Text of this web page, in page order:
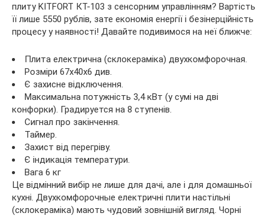
плиту KITFORT КТ-103 з сенсорним управлінням? Вартість
її лише 5550 рублів, зате економія енергії і безінерційність
процесу у наявності! Давайте подивимося на неї ближче:
Плита електрична (склокераміка) двухкомфорочная.
Розміри 67х40х6 див.
Є захисне відключення.
Максимальна потужність 3,4 кВт (у сумі на дві
конфорки). Градируется на 8 ступенів.
Сигнал про закінчення.
Таймер.
Захист від перегріву.
Є індикація температури.
Вага 6 кг
Це відмінний вибір не лише для дачі, але і для домашньої
кухні. Двухкомфорочные електричні плити настільні
(склокераміка) мають чудовий зовнішній вигляд. Чорні